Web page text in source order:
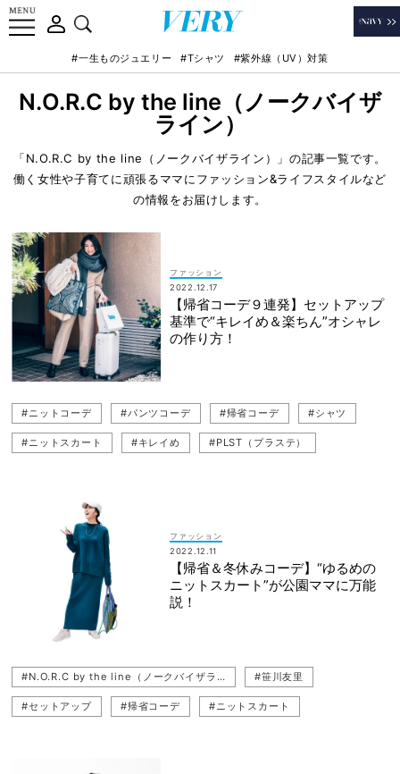
#一生ものジュエリー #Tシャツ #紫外線（UV）対策
N.O.R.C by the line（ノークバイザ
ライン）
「N.O.R.C by the line（ノークバイザライン）」の記事一覧です。
働く女性や子育てに頑張るママにファッション&ライフスタイルなど
の情報をお届けします。
ファッション
2022.12.17
【帰省コーデ９連発】セットアップ
基準で“キレイめ＆楽ちん”オシャレ
の作り方！
#ニットコーデ #パンツコーデ #帰省コーデ #シャツ
#ニットスカート #キレイめ #PLST（プラステ）
#Mila Owen（ミラ オーウェン）
#年末年始
#セットアップ #パーカコーデ #スカート #笹川友里
#ネイビーコーデ #styling/（スタイリング）
ファッション
2022.12.11
【帰省＆冬休みコーデ】“ゆるめの
ニットスカート”が公園ママに万能
説！
#N.O.R.C by the line（ノークバイザライン） #笹川友里
#セットアップ #帰省コーデ #ニットスカート